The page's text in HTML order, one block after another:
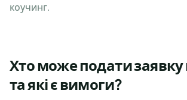
коучинг.
Хто може подати заявку
та які є вимоги?